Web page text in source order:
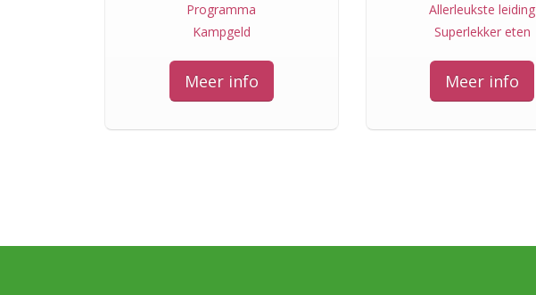
Programma
Kampgeld
Meer info
Allerleukste leiding
Superlekker eten
Meer info